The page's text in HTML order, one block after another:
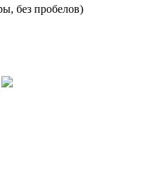
без пробелов)